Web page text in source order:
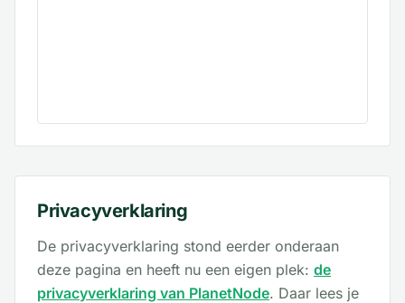
Privacyverklaring
De privacyverklaring stond eerder onderaan
deze pagina en heeft nu een eigen plek: de
privacyverklaring van PlanetNode. Daar lees je